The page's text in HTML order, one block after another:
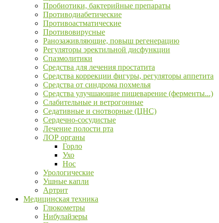
Пробиотики, бактерийные препараты
Противодиабетические
Противоастматические
Противовирусные
Ранозаживляющие, повыш регенерацию
Регуляторы эректильной дисфункции
Спазмолитики
Средства для лечения простатита
Средства коррекции фигуры, регуляторы аппетита
Средства от синдрома похмелья
Средства улучшающие пищеварение (ферменты...)
Слабительные и ветрогонные
Седативные и снотворные (ЦНС)
Сердечно-сосудистые
Лечение полости рта
ЛОР органы
Горло
Ухо
Нос
Урологические
Ушные капли
Артрит
Медицинская техника
Глюкометры
Нибулайзеры